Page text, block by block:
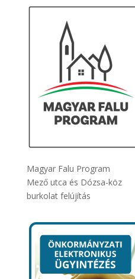
Magyar Falu Program
Mező utca és Dózsa-köz
burkolat felújítás